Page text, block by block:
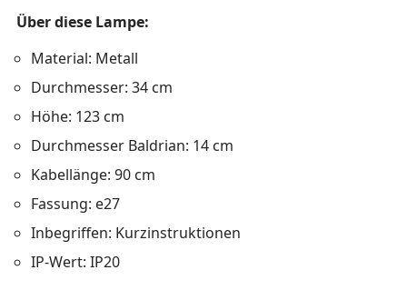
Über diese Lampe:
Material: Metall
Durchmesser: 34 cm
Höhe: 123 cm
Durchmesser Baldrian: 14 cm
Kabellänge: 90 cm
Fassung: e27
Inbegriffen: Kurzinstruktionen
IP-Wert: IP20